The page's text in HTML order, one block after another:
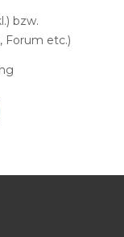
bzw.
Forum etc.)